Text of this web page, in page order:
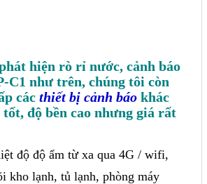
hiện rò rỉ nước, cảnh báo
C1 như trên, chúng tôi còn
các thiết bị cảnh báo khác
độ bền cao nhưng giá rất
độ độ ẩm từ xa qua 4G / wifi,
kho lạnh, tủ lạnh, phòng máy